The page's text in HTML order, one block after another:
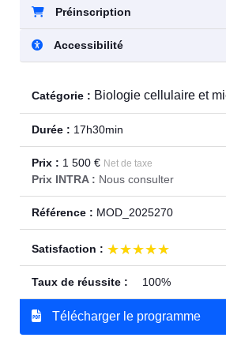
Préinscription
Accessibilité
Catégorie : Biologie cellulaire et
Durée : 17h30min
Prix : 1 500 € Net de taxe
Prix INTRA : Nous consulter
Référence : MOD_2025270
Satisfaction : ★★★★★
★★★★★
Taux de réussite : 100%
Télécharger le programme